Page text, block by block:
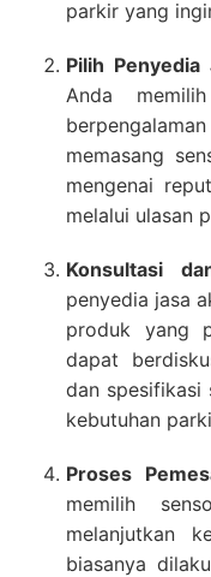
parkir yang
Pilih
Anda
memasang
mengenai
melalui ulasan
Konsultasi
penyedia jasa
produk yang
dapat
dan spesifikasi
kebutuhan
Proses
memilih
melanjutkan
biasanya